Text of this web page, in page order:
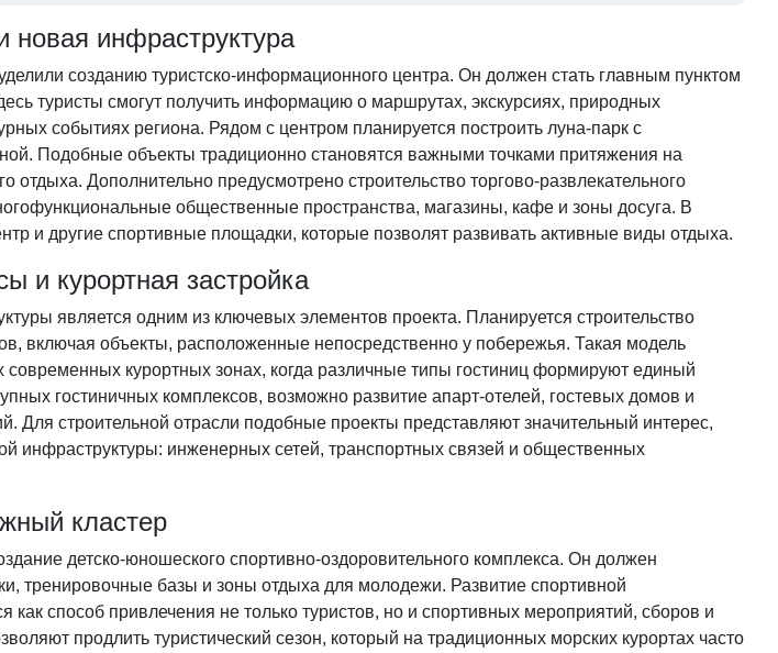
новая инфраструктура
созданию туристско-информационного центра. Он должен стать главным пунктом
туристы смогут получить информацию о маршрутах, экскурсиях, природных
событиях региона. Рядом с центром планируется построить луна-парк с
Подобные объекты традиционно становятся важными точками притяжения на
отдыха. Дополнительно предусмотрено строительство торгово-развлекательного
общественные пространства, магазины, кафе и зоны досуга. В
и другие спортивные площадки, которые позволят развивать активные виды отдыха.
и курортная застройка
является одним из ключевых элементов проекта. Планируется строительство
включая объекты, расположенные непосредственно у побережья. Такая модель
современных курортных зонах, когда различные типы гостиниц формируют единый
гостиничных комплексов, возможно развитие апарт-отелей, гостевых домов и
Для строительной отрасли подобные проекты представляют значительный интерес,
инфраструктуры: инженерных сетей, транспортных связей и общественных
кластер
детско-юношеского спортивно-оздоровительного комплекса. Он должен
тренировочные базы и зоны отдыха для молодежи. Развитие спортивной
как способ привлечения не только туристов, но и спортивных мероприятий, сборов и
продлить туристический сезон, который на традиционных морских курортах часто